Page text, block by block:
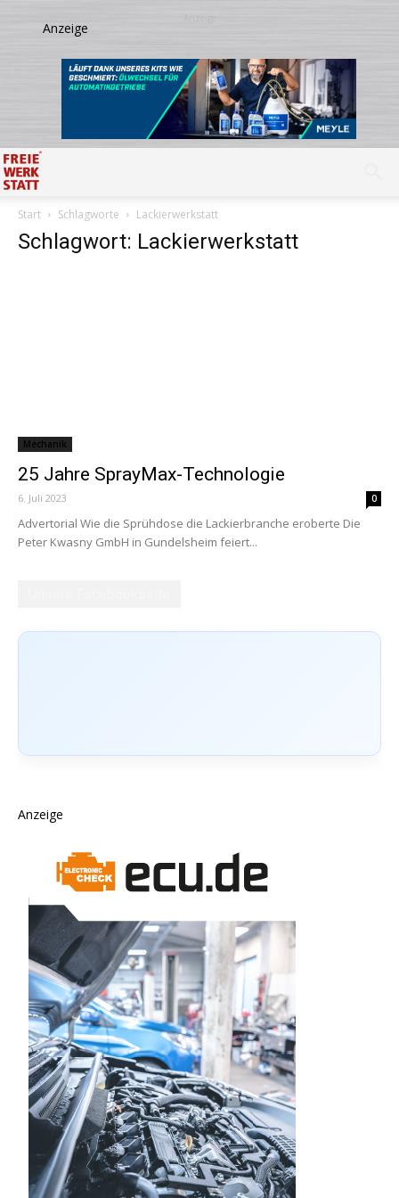
Start Schlagworte Lackierwerkstatt
Schlagwort: Lackierwerkstatt
Mechanik
25 Jahre SprayMax-Technologie
6. Juli 2023 0
Advertorial Wie die Sprühdose die Lackierbranche eroberte Die
Peter Kwasny GmbH in Gundelsheim feiert...
Anzeige